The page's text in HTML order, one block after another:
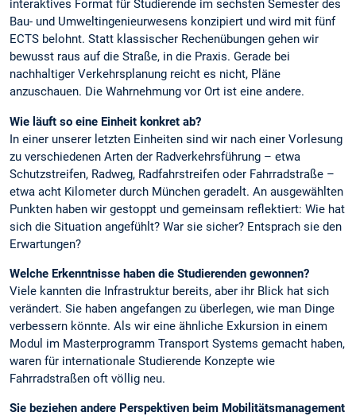
interaktives Format für Studierende im sechsten Semester des
Bau- und Umweltingenieurwesens konzipiert und wird mit fünf
ECTS belohnt. Statt klassischer Rechenübungen gehen wir
bewusst raus auf die Straße, in die Praxis. Gerade bei
nachhaltiger Verkehrsplanung reicht es nicht, Pläne
anzuschauen. Die Wahrnehmung vor Ort ist eine andere.
Wie läuft so eine Einheit konkret ab?
In einer unserer letzten Einheiten sind wir nach einer Vorlesung
zu verschiedenen Arten der Radverkehrsführung – etwa
Schutzstreifen, Radweg, Radfahrstreifen oder Fahrradstraße –
etwa acht Kilometer durch München geradelt. An ausgewählten
Punkten haben wir gestoppt und gemeinsam reflektiert: Wie hat
sich die Situation angefühlt? War sie sicher? Entsprach sie den
Erwartungen?
Welche Erkenntnisse haben die Studierenden gewonnen?
Viele kannten die Infrastruktur bereits, aber ihr Blick hat sich
verändert. Sie haben angefangen zu überlegen, wie man Dinge
verbessern könnte. Als wir eine ähnliche Exkursion in einem
Modul im Masterprogramm Transport Systems gemacht haben,
waren für internationale Studierende Konzepte wie
Fahrradstraßen oft völlig neu.
Sie beziehen andere Perspektiven beim Mobilitätsmanagement